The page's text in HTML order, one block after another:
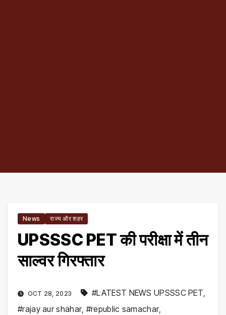
News राज्य और शहर
UPSSSC PET की परीक्षा में तीन
साल्वर गिरफ्तार
OCT 28, 2023 #LATEST NEWS UPSSSC PET,
#rajay aur shahar, #republic samachar,